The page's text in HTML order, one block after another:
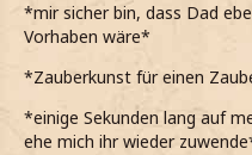
*mir sicher bin, dass Dad
Vorhaben wäre*
*Zauberkunst für einen
*einige Sekunden lang auf
ehe mich ihr wieder